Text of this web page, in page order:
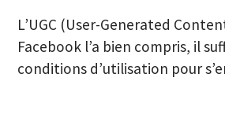
L’UGC (User-Generated
Facebook l’a bien compris, il
conditions d’utilisation pour